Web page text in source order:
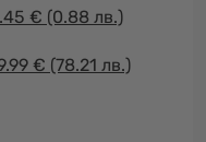
€ (0.88 лв.)
€ (78.21 лв.)